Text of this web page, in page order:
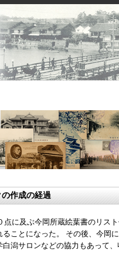
作成の経過
に及ぶ今岡所蔵絵葉書のリス
ことになった。 その後、今岡
潟サロンなどの協力もあって